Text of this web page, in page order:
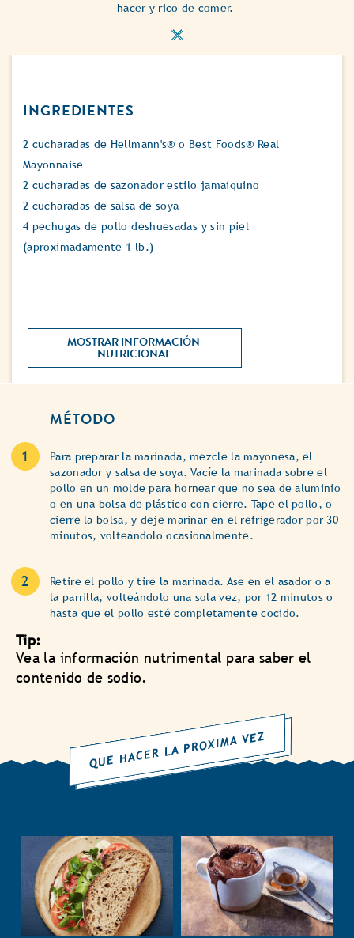
hacer y rico de comer.
INGREDIENTES
2 cucharadas de Hellmann's® o Best Foods® Real
Mayonnaise
2 cucharadas de sazonador estilo jamaiquino
2 cucharadas de salsa de soya
4 pechugas de pollo deshuesadas y sin piel
(aproximadamente 1 lb.)
MOSTRAR INFORMACIÓN
NUTRICIONAL
MÉTODO
Para preparar la marinada, mezcle la mayonesa, el
sazonador y salsa de soya. Vacíe la marinada sobre el
pollo en un molde para hornear que no sea de aluminio
o en una bolsa de plástico con cierre. Tape el pollo, o
cierre la bolsa, y deje marinar en el refrigerador por 30
minutos, volteándolo ocasionalmente.
Retire el pollo y tire la marinada. Ase en el asador o a
la parrilla, volteándolo una sola vez, por 12 minutos o
hasta que el pollo esté completamente cocido.
Tip:
Vea la información nutrimental para saber el
contenido de sodio.
QUE HACER LA PROXIMA VEZ